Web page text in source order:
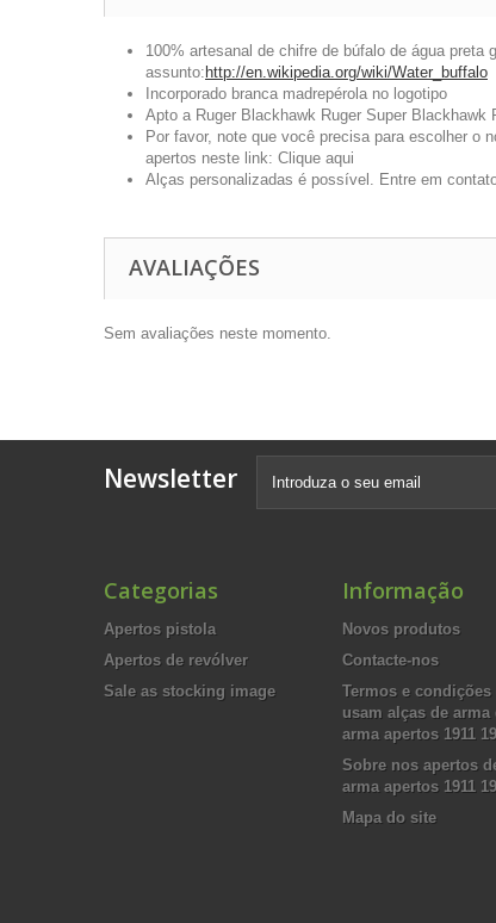
100% artesanal de chifre de búfalo de água
assunto: http://en.wikipedia.org/wiki/Water_buffalo
Incorporado branca madrepérola no logotipo
Apto a Ruger Blackhawk Ruger Super Blackhawk
Por favor, note que você precisa para escolher o
apertos neste link: Clique aqui
Alças personalizadas é possível. Entre em
AVALIAÇÕES
Sem avaliações neste momento.
Newsletter
Categorias
Apertos pistola
Apertos de revólver
Sale as stocking image
Informação
Novos produtos
Contacte-nos
Termos e condições
usam alças de arma
arma apertos 1911
Sobre nos apertos
arma apertos 1911
Mapa do site